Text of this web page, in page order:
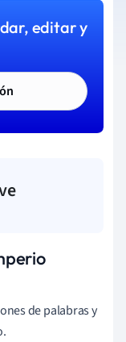
editar y
de palabras y